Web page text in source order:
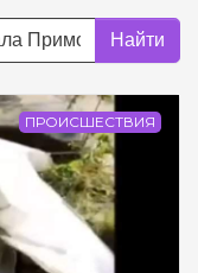
Найти
ПРОИСШЕСТВИЯ